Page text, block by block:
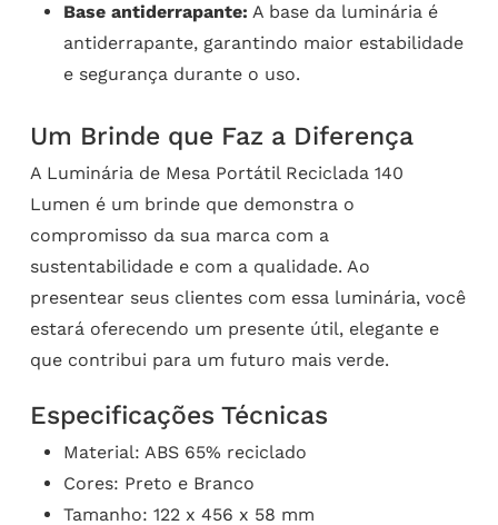
Base antiderrapante: A base da luminária é
antiderrapante, garantindo maior estabilidade
e segurança durante o uso.
Um Brinde que Faz a Diferença
A Luminária de Mesa Portátil Reciclada 140
Lumen é um brinde que demonstra o
compromisso da sua marca com a
sustentabilidade e com a qualidade. Ao
presentear seus clientes com essa luminária, você
estará oferecendo um presente útil, elegante e
que contribui para um futuro mais verde.
Especificações Técnicas
Material: ABS 65% reciclado
Cores: Preto e Branco
Tamanho: 122 x 456 x 58 mm